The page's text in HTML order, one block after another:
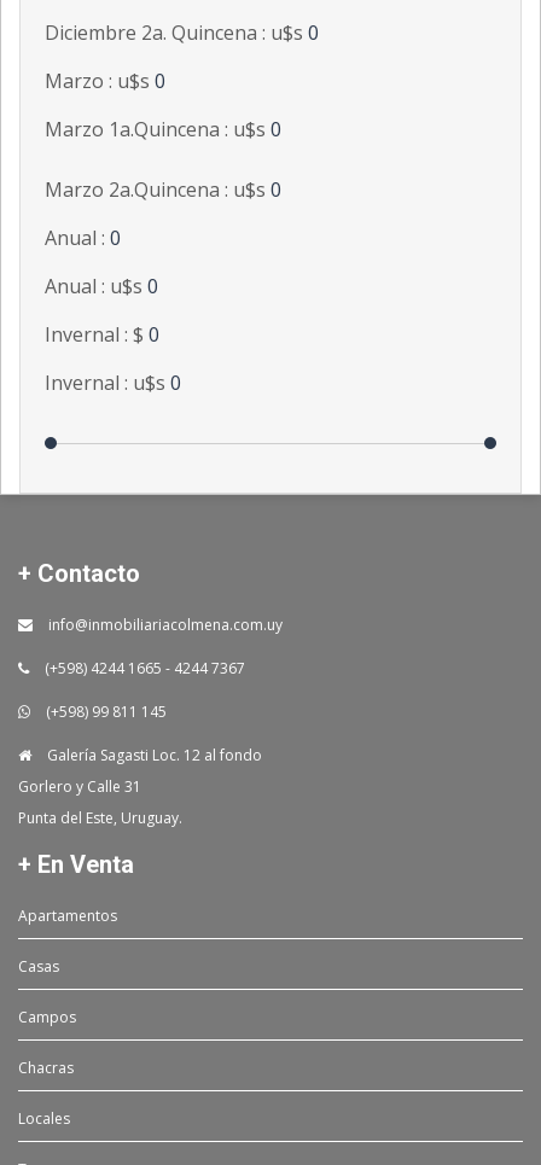
Diciembre 2a. Quincena : u$s 0
Marzo : u$s 0
Marzo 1a.Quincena : u$s 0
Marzo 2a.Quincena : u$s 0
Anual : 0
Anual : u$s 0
Invernal : $ 0
Invernal : u$s 0
+ Contacto
info@inmobiliariacolmena.com.uy
(+598) 4244 1665 - 4244 7367
(+598) 99 811 145
Galería Sagasti Loc. 12 al fondo
Gorlero y Calle 31
Punta del Este, Uruguay.
+ En Venta
Apartamentos
Casas
Campos
Chacras
Locales